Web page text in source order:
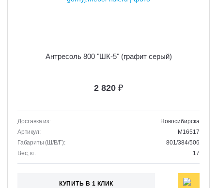
Антресоль 800 "ШК-5" (графит серый)
2 820 ₽
Доставка из:
Новосибирска
Артикул:
M16517
Габариты (Ш/В/Г):
801/384/506
Вес, кг:
17
КУПИТЬ В 1 КЛИК